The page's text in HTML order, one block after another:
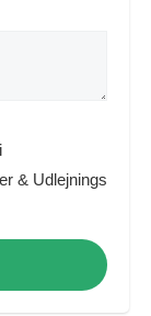
& Udlejnings